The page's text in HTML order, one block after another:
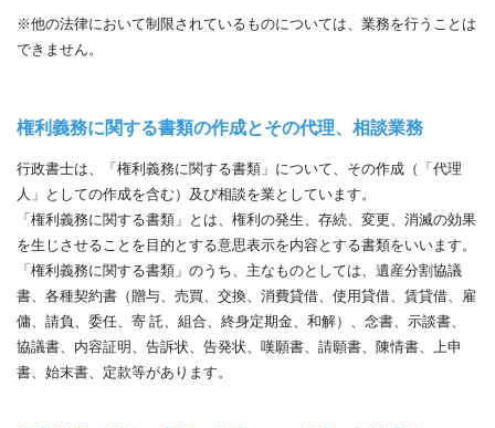
※他の法律において制限されているものについては、業務を行うことは
できません。
権利義務に関する書類の作成とその代理、相談業務
行政書士は、「権利義務に関する書類」について、その作成（「代理
人」としての作成を含む）及び相談を業としています。
「権利義務に関する書類」とは、権利の発生、存続、変更、消滅の効果
を生じさせることを目的とする意思表示を内容とする書類をいいます。
「権利義務に関する書類」のうち、主なものとしては、遺産分割協議
書、各種契約書（贈与、売買、交換、消費貸借、使用貸借、賃貸借、雇
傭、請負、委任、寄 託、組合、終身定期金、和解）、念書、示談書、
協議書、内容証明、告訴状、告発状、嘆願書、請願書、陳情書、上申
書、始末書、定款等があります。